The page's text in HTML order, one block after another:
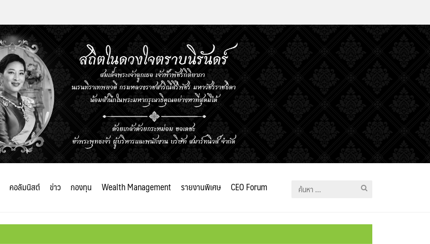
คอลัมนิสต์ ข่าว กองทุน Wealth Management รายงานพิเศษ CEO Forum
ค้นหา